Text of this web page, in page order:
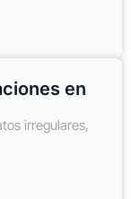
en
irregulares,